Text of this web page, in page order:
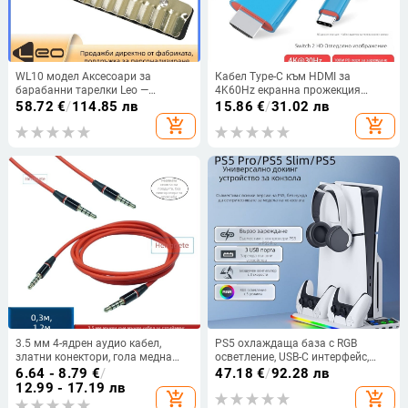
WL10 модел Аксесоари за
барабанни тарелки Leo —
западни ударни инструменти,
Поднос
58.72 €/114.85 лв
add_shopping_cart
Кабел Type-C към HDMI за
4K60Hz екранна прожекция
Nintendo Switch 2 Gen
15.86 €/31.02 лв
add_shopping_cart
3.5 мм 4-ядрен аудио кабел,
златни конектори, гола медна
сърцевина, за цифрови
устройства
6.64 - 8.79 €/
12.99 - 17.19 лв
add_shopping_cart
PS5 охлаждаща база с RGB
осветление, USB-C интерфейс,
държач за слушалки и док за
съвместима с PS5, PS5 Slim и PS5
47.18 €/92.28 лв
add_shopping_cart